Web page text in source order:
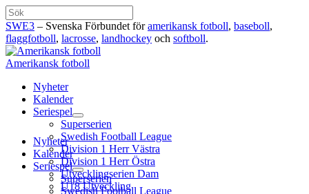
Hoppa
till
innehåll
Sök
SWE3 – Svenska Förbundet föramerikansk fotboll, baseboll,
flaggfotboll, lacrosse, landhockey och softboll.
Amerikansk fotboll
Nyheter
Kalender
Seriespel
Superserien
Swedish Football League
Division 1 Herr Västra
Division 1 Herr Östra
Utvecklingserien Dam
U18 Utveckling
Nyheter
Kalender
Seriespel
Superserien
Swedish Football League